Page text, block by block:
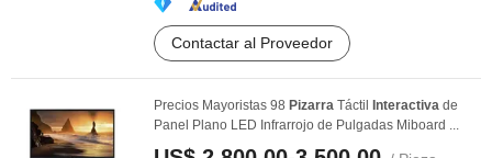
Contactar al Proveedor
Precios Mayoristas 98 Pizarra Táctil Interactiva de
Panel Plano LED Infrarrojo de Pulgadas Miboard ...